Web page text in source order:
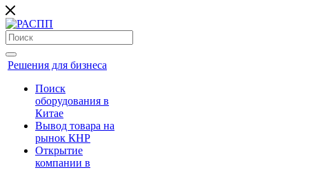
Решения для бизнеса
Поиск
оборудования в
Китае
Вывод товара на
рынок КНР
Открытие
компании в